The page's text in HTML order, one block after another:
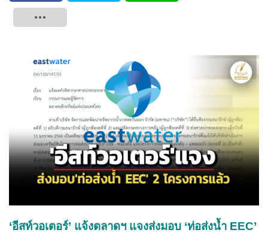
‘อีสท์วอเตอร์’ แจ้งตลาดฯ แจงส่งมอบ ‘ท่อส่งน้ำ EEC’